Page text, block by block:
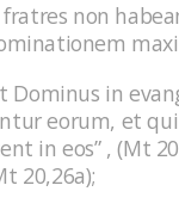
non
in
eorum, et
in eos” , (Mt
20,26a);